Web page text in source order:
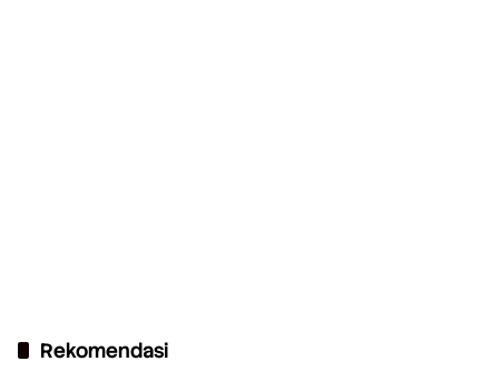
Rekomendasi